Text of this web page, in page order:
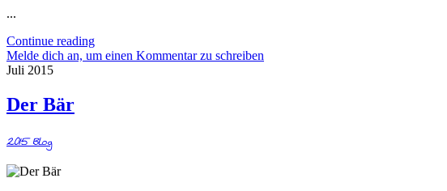
...
Continue reading
Melde dich an, um einen Kommentar zu schreiben
Juli 2015
Der Bär
2015Blog